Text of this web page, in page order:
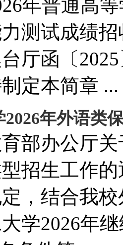
年普通高
测试成绩
台厅函〔
定本简章 ...
年外语类
部办公厅
招生工作
，结合我
学2026年